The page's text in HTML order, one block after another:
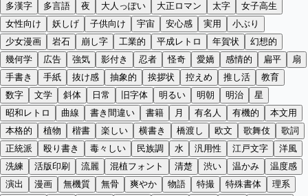
多漢字
多言語 夜 大人っぽい 大正ロマン 太字
女子高生
女性向け
妖しげ 子供向け 宇宙 安心感 実用
小ぶり
少女漫画
岩石 崩し字 工業的 平成レトロ 年賀状
幻想的
幾何学
広告 強気 影付き 忍者 怪奇 愛嬌 感情的 扁平
扇
手書き
手紙 抜け感 抽象的 挨拶状 控えめ 推し活
教育
数字
文学 斜体 日常 旧字体 明るい 明朝 明治
星
昭和レトロ
曲線 書き間違い 書籍 月 有名人 有機的
本文用
本格的
植物 楷書 楽しい 横書き 橋渡し 欧文 歌舞伎
歌詞
正統派
殴り書き 毒々しい 民族調 水 汎用性 江戸文字
洋風
洗練
活版印刷 流麗 混植フォント 清楚 渋い 温かみ
温度感
演出
漫画 無機質 無骨 爽やか 物語 特撮 特殊書体
理系